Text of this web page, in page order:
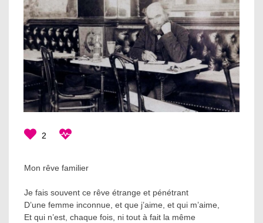
2
Mon rêve familier
Je fais souvent ce rêve étrange et pénétrant
D’une femme inconnue, et que j’aime, et qui m’aime,
Et qui n’est, chaque fois, ni tout à fait la même